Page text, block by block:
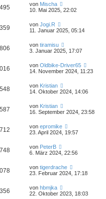
von Mischa
10. Mai 2025, 22:02
von Jogi.R
11. Januar 2025, 05:14
von tiramisu
3. Januar 2025, 17:07
von Oldbike-Driver65
14. November 2024, 11:23
von Kristian
14. Oktober 2024, 14:06
von Kristian
16. September 2024, 23:58
von epromike
23. April 2024, 19:57
von PeterB
6. März 2024, 22:56
von tigerdrache
23. Februar 2024, 17:18
von hbmjka
22. Oktober 2023, 18:03